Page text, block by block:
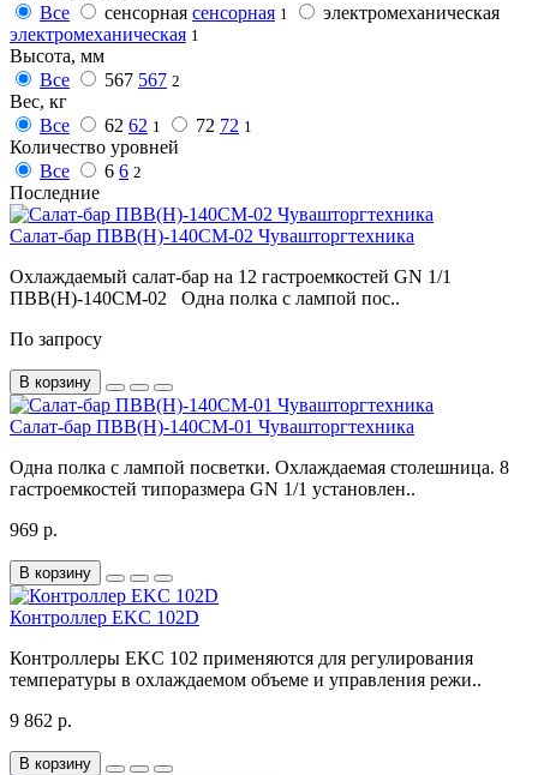
Все
сенсорная сенсорная 1
электромеханическая
электромеханическая 1
Высота, мм
Все
567 567 2
Вес, кг
Все
62 62 1 72 72 1
Количество уровней
Все
6 6 2
Последние
Салат-бар ПВВ(Н)-140СМ-02 Чувашторгтехника
Охлаждаемый салат-бар на 12 гастроемкостей GN 1/1
ПВВ(Н)-140СМ-02 Одна полка с лампой пос..
По запросу
В корзину
Салат-бар ПВВ(Н)-140СМ-01 Чувашторгтехника
Одна полка с лампой посветки. Охлаждаемая столешница. 8
гастроемкостей типоразмера GN 1/1 установлен..
969 р.
В корзину
Контроллер EKC 102D
Контроллеры EKC 102 применяются для регулирования
температуры в охлаждаемом объеме и управления режи..
9 862 р.
В корзину